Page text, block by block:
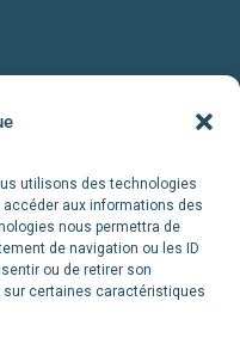
utilisons des technologies
aux informations des
nous permettra de
de navigation ou les ID
ou de retirer son
certaines caractéristiques